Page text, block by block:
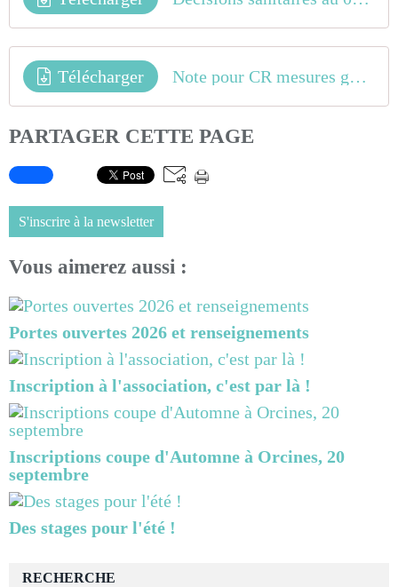
Télécharger Note pour CR mesures gouvernementales Avril 2021 - vers 6
PARTAGER CETTE PAGE
S'inscrire à la newsletter
Vous aimerez aussi :
Portes ouvertes 2026 et renseignements
Inscription à l'association, c'est par là !
Inscriptions coupe d'Automne à Orcines, 20
septembre
Des stages pour l'été !
RECHERCHE